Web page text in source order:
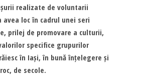
realizate de voluntarii
avea loc în cadrul unei seri
prilej de promovare a culturii,
specifice grupurilor
în Iași, în bună înțelegere și
de secole.